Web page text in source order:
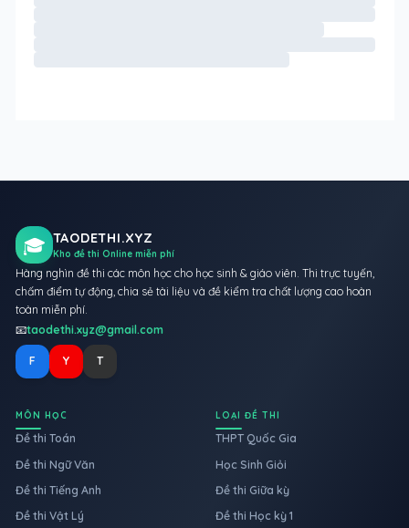
🎓 TAODETHI.XYZ
Kho đề thi Online miễn phí
Hàng nghìn đề thi các môn học cho học sinh & giáo viên. Thi trực tuyến,
chấm điểm tự động, chia sẻ tài liệu và đề kiểm tra chất lượng cao hoàn
toàn miễn phí.
📧taodethi.xyz@gmail.com
F Y T
MÔN HỌC
Đề thi Toán
Đề thi Ngữ Văn
Đề thi Tiếng Anh
Đề thi Vật Lý
LOẠI ĐỀ THI
THPT Quốc Gia
Học Sinh Giỏi
Đề thi Giữa kỳ
Đề thi Học kỳ 1